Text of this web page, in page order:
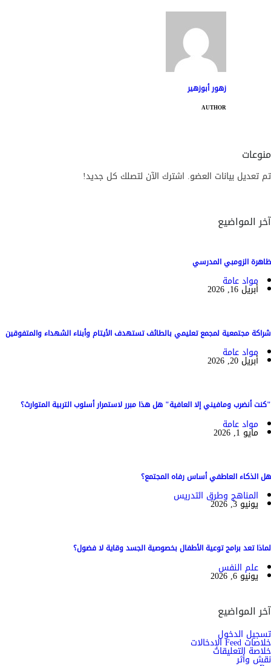
زهور أبوزهير
AUTHOR
منوعات
تم تعديل بيانات العضو. اشترك الآن لتصلك كل جديد!
آخر المواضيع
ظاهرة الزومبي المدرسي
مواد عامة
أبريل 16, 2026
شراكة مجتمعية لمجمع تعليمي بالطائف تستهدف الأيتام وأبناء الشهداء والمتفوقين
مواد عامة
أبريل 20, 2026
"كنت أنضرب ومافيني إلا العافية" هل هذا مبرر لاستمرار أسلوب التربية المتوارث؟
مواد عامة
مايو 1, 2026
هل الذكاء العاطفي أساس رفاه المجتمع؟
المناهج وطرق التدريس
يونيو 3, 2026
لماذا تعد برامج توعية الأطفال بخصوصية الجسد وقاية لا فضول؟
علم النفس
يونيو 6, 2026
آخر المواضيع
تسجيل الدخول
خلاصات Feed الإدخالات
خلاصة التعليقات
نقش وأثر